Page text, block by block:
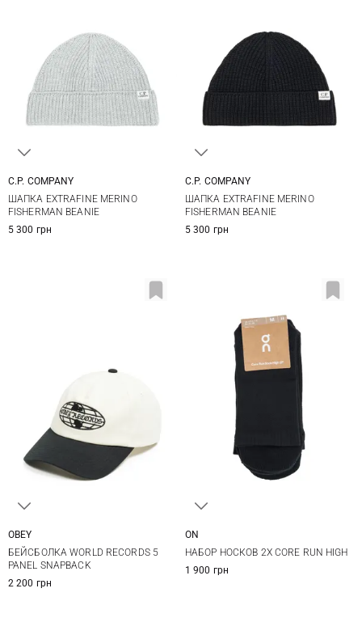
C.P. COMPANY
ШАПКА EXTRAFINE MERINO
FISHERMAN BEANIE
5 300 грн
C.P. COMPANY
ШАПКА EXTRAFINE MERINO
FISHERMAN BEANIE
5 300 грн
OBEY
БЕЙСБОЛКА WORLD RECORDS 5
PANEL SNAPBACK
2 200 грн
ON
НАБОР НОСКОВ 2Х CORE RUN HIGH
1 900 грн